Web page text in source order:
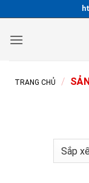
qua
nội
TRANG CHỦ /